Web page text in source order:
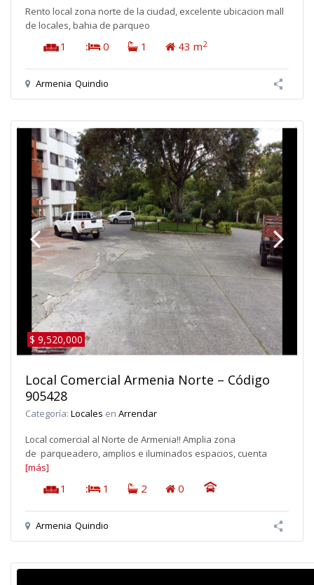
Rento local zona norte de la ciudad, excelente ubicacion mall
de locales, bahia de parqueo
1 : 0 1 43 m2
Armenia Quindio
$ 9,520,000
Local Comercial Armenia Norte – Código
905428
Categoría: Locales en Arrendar
Local comercial al Norte de Armenia!! Amplia zona
de parqueadero, amplios e iluminados espacios, cuenta
[más]
1 : 1 2 0
Armenia Quindio